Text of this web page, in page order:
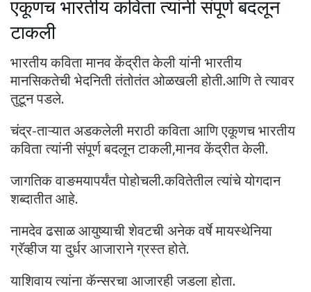
एकूणच भारतीय कविता त्यांनी संपूर्ण बदलून
टाकली
भारतीय कविता मानव केंद्रीत केली यांनी भारतीय
मानसिकतेची भेदनिती तंतोतंत ओळखली होती.आणि ते त्यावर
तुटून पडले.
चंद्र-ताऱ्यात अडकलेली मराठी कविता आणि एकूणच भारतीय
कविता त्यांनी संपूर्ण बदलून टाकली,मानव केंद्रीत केली.
जागतिक वाङमयापर्यंत पोहोचली.कवितेतील त्यांचे योगदान
शब्दातीत आहे.
नामदेव ढसाळ आयुष्याची शेवटची अनेक वर्षे मायस्थेनिया
ग्रॅव्हीज या दुर्धर आजाराने ग्रस्त होते.
याशिवाय त्यांना कॅन्सरचा आजारही जडला होता.